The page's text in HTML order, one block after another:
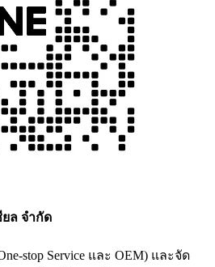
ล จำกัด
stop Service และ OEM) และจัด